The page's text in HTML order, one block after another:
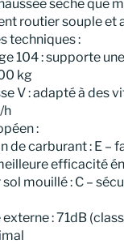
sèche que
routier souple et
techniques :
104 : supporte
kg
V : adapté à des
h
:
de carburant : E –
efficacité
sol mouillé : C –
externe : 71dB